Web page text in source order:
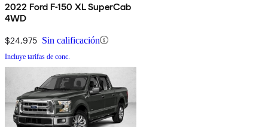
2022 Ford F-150 XL SuperCab
4WD
$24,975 Sin calificación
Incluye tarifas de conc.